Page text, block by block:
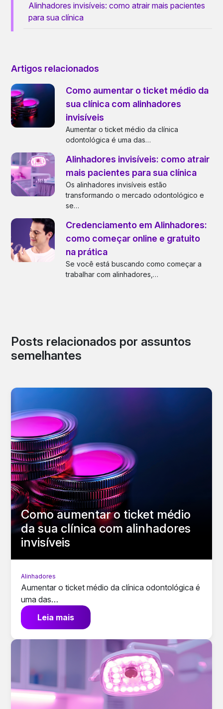
Alinhadores invisíveis: como atrair mais pacientes
para sua clínica
Artigos relacionados
Como aumentar o ticket médio da
sua clínica com alinhadores
invisíveis
Aumentar o ticket médio da clínica
odontológica é uma das…
Alinhadores invisíveis: como atrair
mais pacientes para sua clínica
Os alinhadores invisíveis estão
transformando o mercado odontológico e
se…
Credenciamento em Alinhadores:
como começar online e gratuito
na prática
Se você está buscando como começar a
trabalhar com alinhadores,…
Posts relacionados por assuntos
semelhantes
Como aumentar o ticket médio
da sua clínica com alinhadores
invisíveis
Alinhadores
Aumentar o ticket médio da clínica odontológica é
uma das…
Leia mais